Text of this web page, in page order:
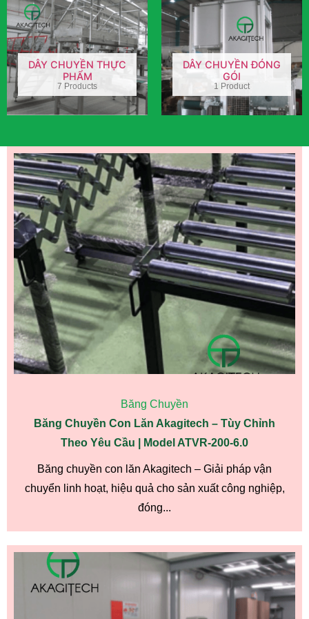
DÂY CHUYỀN THỰC
PHẨM
7 Products
DÂY CHUYỀN ĐÓNG
GÓI
1 Product
Băng Chuyền
Băng Chuyền Con Lăn Akagitech – Tùy Chỉnh
Theo Yêu Cầu | Model ATVR-200-6.0
Băng chuyền con lăn Akagitech – Giải pháp vận
chuyển linh hoạt, hiệu quả cho sản xuất công nghiệp,
đóng...